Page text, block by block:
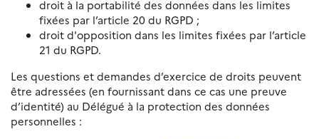
droit à la portabilité des données dans les limites
fixées par l’article 20 du RGPD ;
droit d'opposition dans les limites fixées par l’article
21 du RGPD.
Les questions et demandes d’exercice de droits peuvent
être adressées (en fournissant dans ce cas une preuve
d’identité) au Délégué à la protection des données
personnelles :